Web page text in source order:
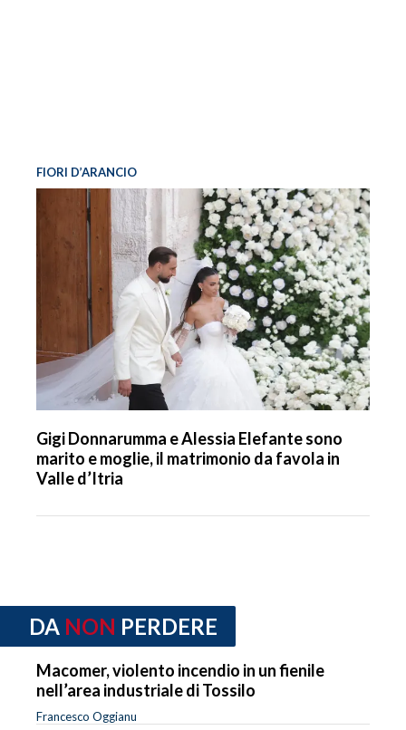
FIORI D’ARANCIO
Gigi Donnarumma e Alessia Elefante sono
marito e moglie, il matrimonio da favola in
Valle d’Itria
DA NON PERDERE
Macomer, violento incendio in un fienile
nell’area industriale di Tossilo
Francesco Oggianu